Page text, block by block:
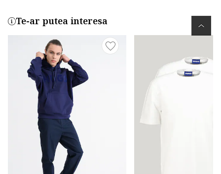
Te-ar putea interesa